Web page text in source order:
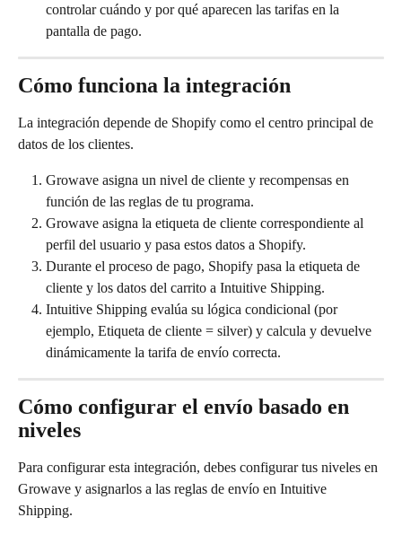
controlar cuándo y por qué aparecen las tarifas en la
pantalla de pago.
Cómo funciona la integración
La integración depende de Shopify como el centro principal de
datos de los clientes.
Growave asigna un nivel de cliente y recompensas en
función de las reglas de tu programa.
Growave asigna la etiqueta de cliente correspondiente al
perfil del usuario y pasa estos datos a Shopify.
Durante el proceso de pago, Shopify pasa la etiqueta de
cliente y los datos del carrito a Intuitive Shipping.
Intuitive Shipping evalúa su lógica condicional (por
ejemplo, Etiqueta de cliente = silver) y calcula y devuelve
dinámicamente la tarifa de envío correcta.
Cómo configurar el envío basado en
niveles
Para configurar esta integración, debes configurar tus niveles en
Growave y asignarlos a las reglas de envío en Intuitive
Shipping.